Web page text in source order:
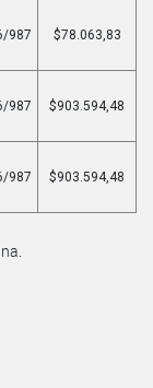
987 $78.063,83
987 $903.594,48
987 $903.594,48